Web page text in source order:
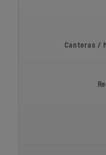
Canteras /